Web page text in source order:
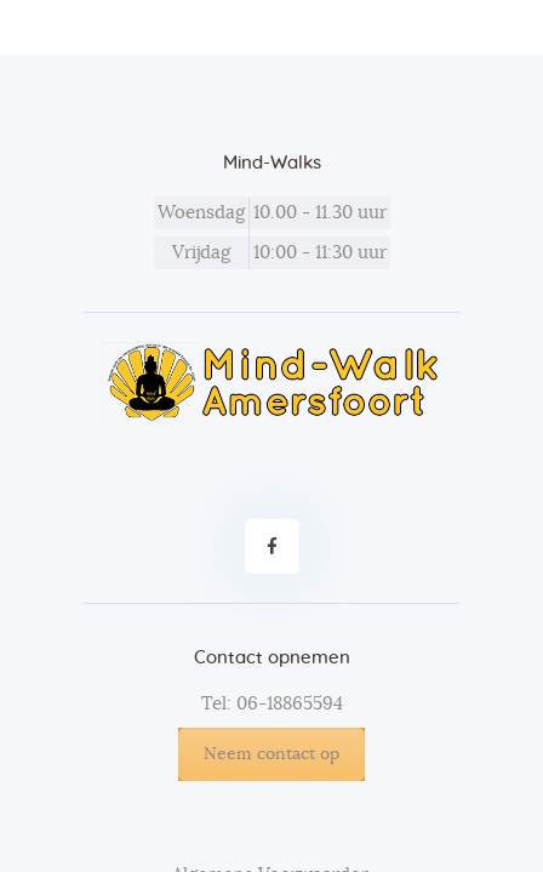
Mind-Walks
Woensdag 10.00 - 11.30 uur
Vrijdag 10:00 - 11:30 uur
Contact opnemen
Tel: 06-18865594
Neem contact op